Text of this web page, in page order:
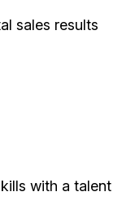
sales results
with a talent